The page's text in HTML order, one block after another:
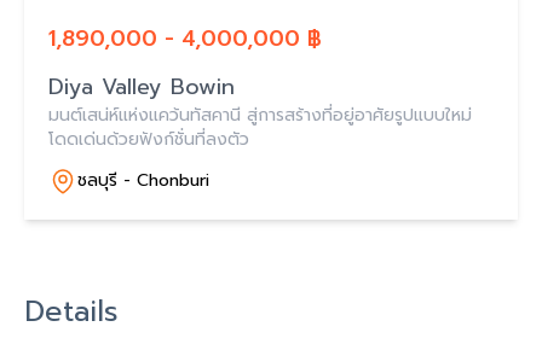
1,890,000 - 4,000,000 ฿
Diya Valley Bowin
มนต์เสน่ห์แห่งแคว้นทัสคานี สู่การสร้างที่อยู่อาศัยรูปแบบใหม่
โดดเด่นด้วยฟังก์ชั่นที่ลงตัว
ชลบุรี - Chonburi
Details